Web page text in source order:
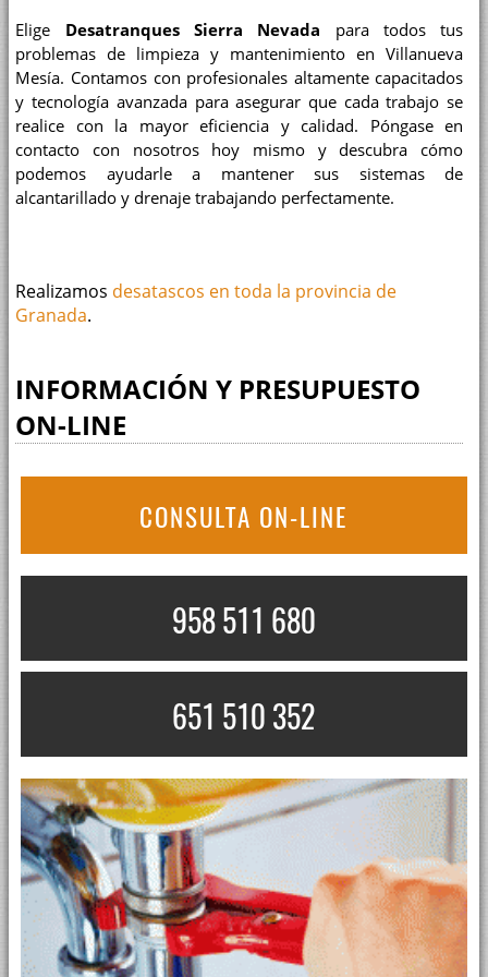
Elige Desatranques Sierra Nevada para todos tus
problemas de limpieza y mantenimiento en Villanueva
Mesía. Contamos con profesionales altamente capacitados
y tecnología avanzada para asegurar que cada trabajo se
realice con la mayor eficiencia y calidad. Póngase en
contacto con nosotros hoy mismo y descubra cómo
podemos ayudarle a mantener sus sistemas de
alcantarillado y drenaje trabajando perfectamente.
Realizamos desatascos en toda la provincia de
Granada.
INFORMACIÓN Y PRESUPUESTO
ON-LINE
CONSULTA ON-LINE
958 511 680
651 510 352